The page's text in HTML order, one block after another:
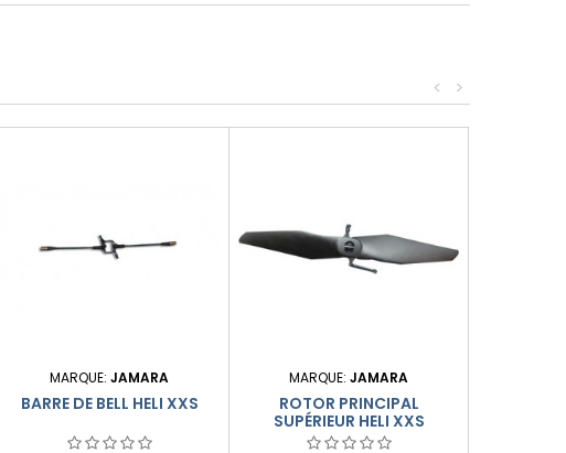
>
<
MARQUE: JAMARA
BARRE DE BELL HELI XXS
MARQUE: JAMARA
ROTOR PRINCIPAL
SUPÉRIEUR HELI XXS